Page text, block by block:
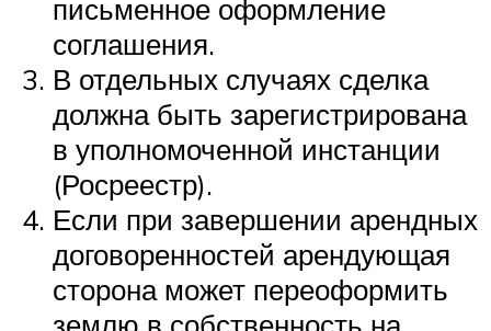
письменное оформление
соглашения.
В отдельных случаях сделка
должна быть зарегистрирована
в уполномоченной инстанции
(Росреестр).
Если при завершении арендных
договоренностей арендующая
сторона может переоформить